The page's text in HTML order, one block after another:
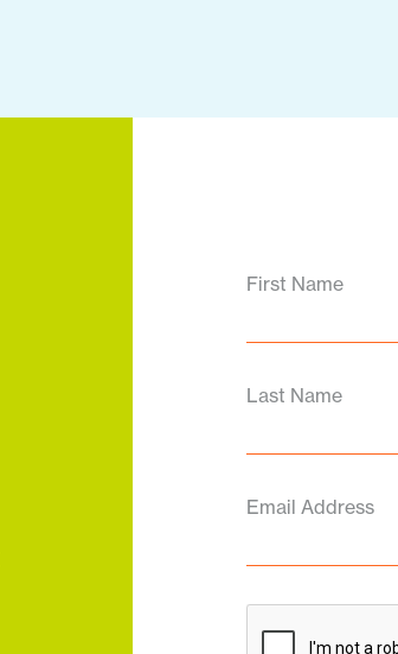
First Name
Last Name
Email Address